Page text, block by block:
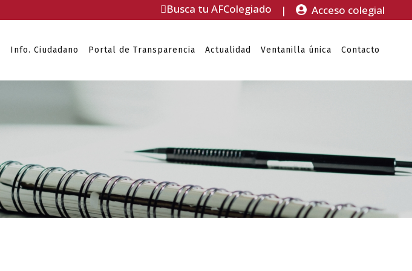
Busca tu AFColegiado | Acceso colegial
Info. Ciudadano Portal de Transparencia Actualidad Ventanilla única Contacto